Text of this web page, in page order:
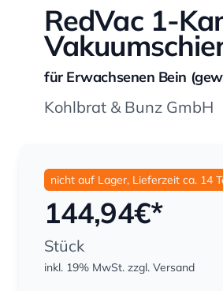
RedVac 1-
für Erwachsenen Bein
Kohlbrat & Bunz GmbH
nicht auf Lager, Lieferzeit ca. 14
144,94€*
Stück
inkl. 19% MwSt. zzgl. Versand